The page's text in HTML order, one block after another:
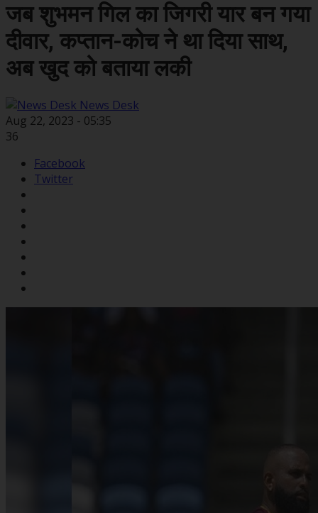
जब शुभमन गिल का जिगरी यार बन गया
दीवार, कप्तान-कोच ने था दिया साथ,
अब खुद को बताया लकी
News Desk
Aug 22, 2023 - 05:35
36
Facebook
Twitter